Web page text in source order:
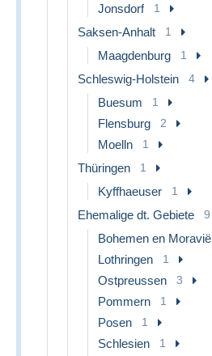
Jonsdorf 1
Saksen-Anhalt 1
Maagdenburg 1
Schleswig-Holstein 4
Buesum 1
Flensburg 2
Moelln 1
Thüringen 1
Kyffhaeuser 1
Ehemalige dt. Gebiete 9
Bohemen en Moravië
Lothringen 1
Ostpreussen 3
Pommern 1
Posen 1
Schlesien 1